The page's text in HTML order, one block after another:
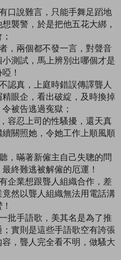
口說難言，只能手舞足蹈地
襲警，於是把他五花大綁，
，兩個都不發一言，對聲音
測試，馬上辨別出哪個才是
！
認真，上庭時錯誤傳譯聾人
眼企，看出破綻，及時換掉
被告逃過寃獄；
容忍上司的性騷擾，還天真
關照她，令她工作上順風順
，暪著新僱主自己失聰的問
終難逃被解僱的厄運！
企業想跟聾人組織合作，差
然以聾人組織無法用電話溝
批手語歌，美其名是為了推
實則是這些手語歌空有誇張
，聾人完全看不明，做騷大